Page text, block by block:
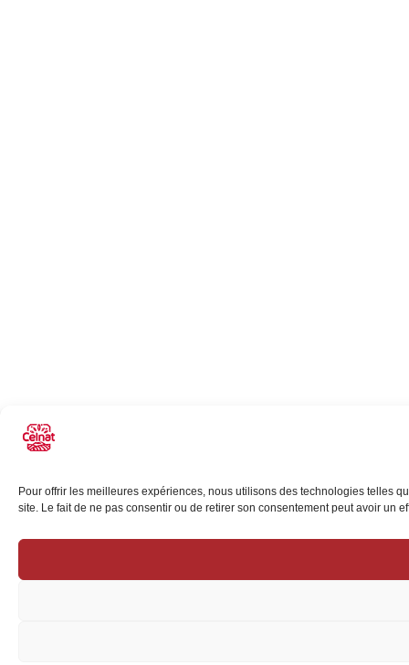
Pour offrir les meilleures expériences, nous utilisons des technologies telles
site. Le fait de ne pas consentir ou de retirer son consentement peut avoir un